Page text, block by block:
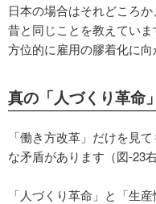
日本の場合はそれどころ
昔と同じことを教えてい
方位的に雇用の膠着化に向
真の「人づくり革命
「働き方改革」だけを見
な矛盾があります（図-23右
「人づくり革命」と「生